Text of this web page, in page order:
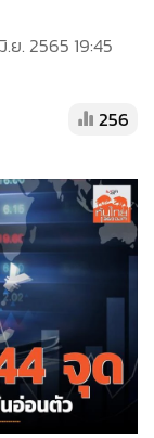
.ย. 2565 19:45
256